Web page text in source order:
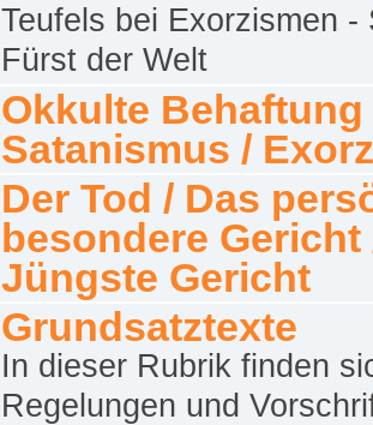
Teufels bei Exorzismen -
Fürst der Welt
Okkulte Behaftung
Satanismus /
Der Tod / Das
besondere Gericht
Jüngste Gericht
Grundsatztexte
In dieser Rubrik finden
Regelungen und